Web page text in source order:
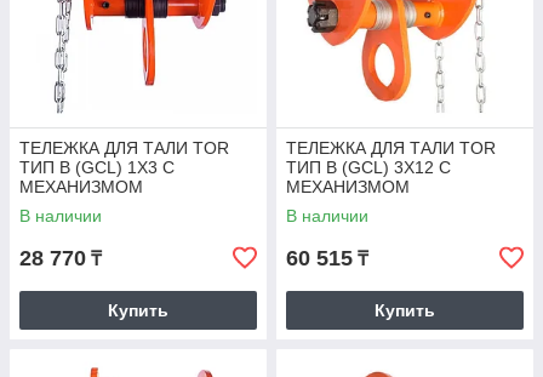
ТЕЛЕЖКА ДЛЯ ТАЛИ TOR
ТИП В (GCL) 1Х3 С
МЕХАНИЗМОМ
ПЕРЕДВИЖЕНИЯ
В наличии
28 770 ₸
Купить
ТЕЛЕЖКА ДЛЯ ТАЛИ TOR
ТИП В (GCL) 3Х12 С
МЕХАНИЗМОМ
ПЕРЕДВИЖЕНИЯ
В наличии
60 515 ₸
Купить